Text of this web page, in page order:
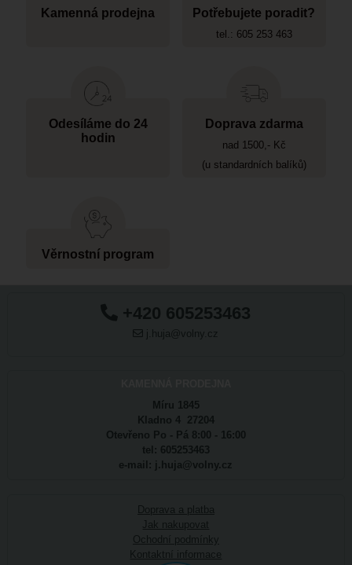
Kamenná prodejna Potřebujete poradit?
tel.: 605 253 463
Odesíláme do 24
hodin
Doprava zdarma
nad 1500,- Kč
(u standardních balíků)
Věrnostní program
+420 605253463
j.huja@volny.cz
Míru 1845
Kladno 4 27204
Otevřeno Po - Pá 8:00 - 16:00
tel: 605253463
e-mail: j.huja@volny.cz
Doprava a platba
Jak nakupovat
Ochodní podmínky
Kontaktní informace